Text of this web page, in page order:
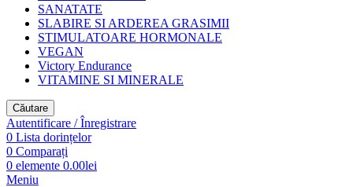
SANATATE
SLABIRE SI ARDEREA GRASIMII
STIMULATOARE HORMONALE
VEGAN
Victory Endurance
VITAMINE SI MINERALE
Căutare
Autentificare / Înregistrare
0 Lista dorințelor
0 Comparați
0 elemente 0.00lei
Meniu